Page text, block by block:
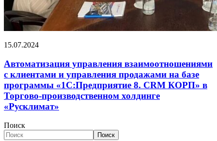
15.07.2024
Автоматизация управления взаимоотношениями
с клиентами и управления продажами на базе
программы «1С:Предприятие 8. CRM КОРП» в
Торгово-производственном холдинге
«Русклимат»
Поиск
Поиск